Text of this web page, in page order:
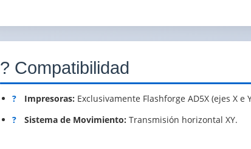
? Compatibilidad
? Impresoras: Exclusivamente Flashforge AD5X (ejes X e
?
Sistema de Movimiento: Transmisión horizontal XY.